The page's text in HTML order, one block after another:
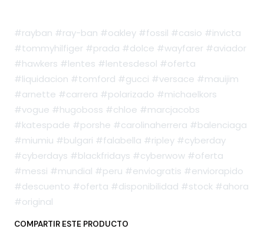
#rayban #ray-ban #oakley #fossil #casio #invicta
#tommyhilfiger #prada #dolce #wayfarer #aviador
#hawkers #lentes #lentesdesol #oferta
#liquidacion #tomford #gucci #versace #mauijim
#arnette #carrera #polarizado #michaelkors
#vogue #hugoboss #chloe #marcjacobs
#katespade #porshe #carolinaherrera #balenciaga
#miumiu #bulgari #falabella #ripley #cyberday
#cyberdays #blackfridays #cyberwow #oferta
#messi #mundial #peru #enviogratis #enviorapido
#descuento #oferta #disponibilidad #stock #ahora
#original
COMPARTIR ESTE PRODUCTO